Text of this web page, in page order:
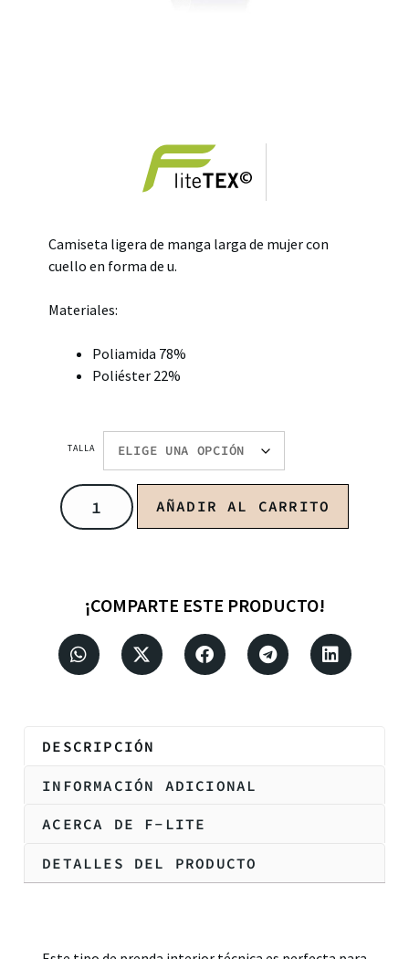
Camiseta ligera de manga larga de mujer con
cuello en forma de u.
Materiales:
Poliamida 78%
Poliéster 22%
TALLA
AÑADIR AL CARRITO
¡COMPARTE ESTE PRODUCTO!
DESCRIPCIÓN
INFORMACIÓN ADICIONAL
ACERCA DE F-LITE
DETALLES DEL PRODUCTO